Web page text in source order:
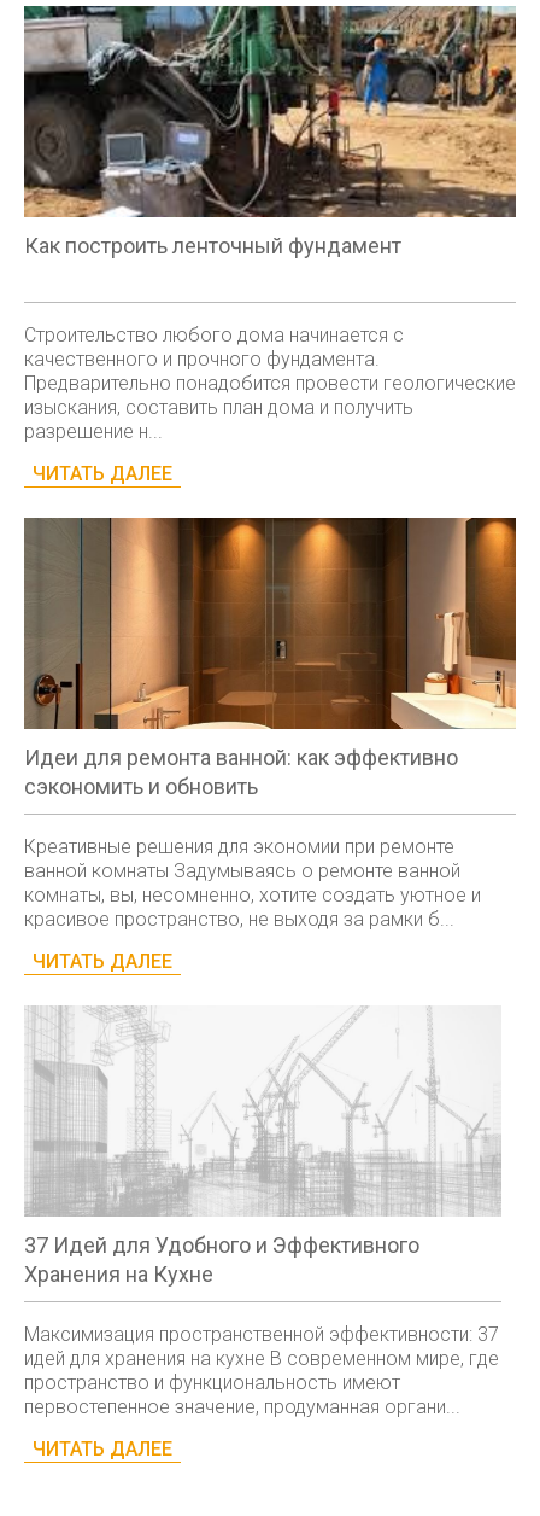
Как построить ленточный фундамент
Строительство любого дома начинается с
качественного и прочного фундамента.
Предварительно понадобится провести геологические
изыскания, составить план дома и получить
разрешение н...
ЧИТАТЬ ДАЛЕЕ
Идеи для ремонта ванной: как эффективно
сэкономить и обновить
Креативные решения для экономии при ремонте
ванной комнаты Задумываясь о ремонте ванной
комнаты, вы, несомненно, хотите создать уютное и
красивое пространство, не выходя за рамки б...
ЧИТАТЬ ДАЛЕЕ
37 Идей для Удобного и Эффективного
Хранения на Кухне
Максимизация пространственной эффективности: 37
идей для хранения на кухне В современном мире, где
пространство и функциональность имеют
первостепенное значение, продуманная органи...
ЧИТАТЬ ДАЛЕЕ